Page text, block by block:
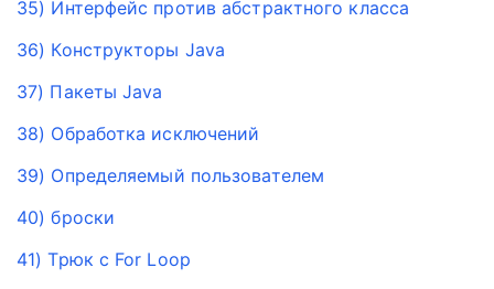
35) Интерфейс против абстрактного класса
36) Конструкторы Java
37) Пакеты Java
38) Обработка исключений
39) Определяемый пользователем
40) броски
41) Трюк с For Loop